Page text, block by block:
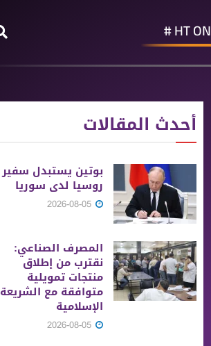
HT ON #
أحدث المقالات
بوتين يستبدل سفير
روسيا لدى سوريا
المصرف الصناعي:
نقترب من إطلاق
منتجات تمويلية
متوافقة مع الشريعة
الإسلامية